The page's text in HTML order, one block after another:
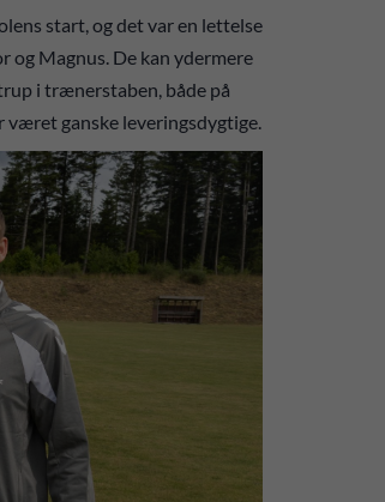
start, og det var en lettelse
Magnus. De kan ydermere
i trænerstaben, både på
været ganske leveringsdygtige.